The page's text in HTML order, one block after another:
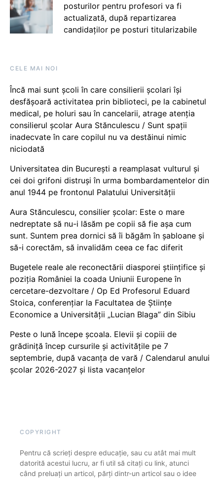
posturilor pentru profesori va fi
actualizată, după repartizarea
candidaților pe posturi titularizabile
CELE MAI NOI
Încă mai sunt școli în care consilierii școlari își
desfășoară activitatea prin biblioteci, pe la cabinetul
medical, pe holuri sau în cancelarii, atrage atenția
consilierul școlar Aura Stănculescu / Sunt spații
inadecvate în care copilul nu va destăinui nimic
niciodată
Universitatea din București a reamplasat vulturul și
cei doi grifoni distruși în urma bombardamentelor din
anul 1944 pe frontonul Palatului Universității
Aura Stănculescu, consilier școlar: Este o mare
nedreptate să nu-i lăsăm pe copii să fie așa cum
sunt. Suntem prea dornici să îi băgăm în șabloane și
să-i corectăm, să invalidăm ceea ce fac diferit
Bugetele reale ale reconectării diasporei științifice și
poziția României la coada Uniunii Europene în
cercetare-dezvoltare / Op Ed Profesorul Eduard
Stoica, conferențiar la Facultatea de Științe
Economice a Universității „Lucian Blaga” din Sibiu
Peste o lună începe școala. Elevii și copiii de
grădiniță încep cursurile și activitățile pe 7
septembrie, după vacanța de vară / Calendarul anului
școlar 2026-2027 și lista vacanțelor
COPYRIGHT
Pentru că scrieți despre educație, sau cu atât mai mult
datorită acestui lucru, ar fi util să citați cu link, atunci
când preluați un articol, părți dintr-un articol sau o idee